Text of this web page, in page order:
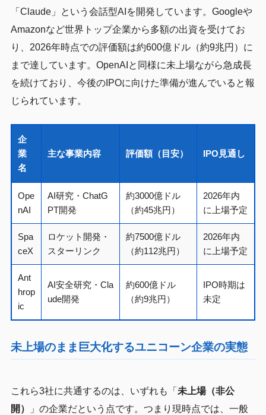
「Claude」という会話型AIを開発しています。Googleや
Amazonなど世界トップ企業から多額の出資を受けてお
り、2026年時点での評価額は約600億ドル（約9兆円）に
まで達しています。OpenAIと同様に未上場ながら急成長
を続けており、今後のIPOに向けた準備が進んでいると報
じられています。
企
業
名
主な事業内容 評価額（目安） IPO見通し
Ope
nAI
AI研究・ChatG
PT開発
約3000億ドル
（約45兆円）
2026年内
に上場予定
Spa
ceX
ロケット開発・
スターリンク
約7500億ドル
（約112兆円）
2026年内
に上場予定
Ant
hrop
ic
AI安全研究・Cla
ude開発
約600億ドル
（約9兆円）
IPO時期は
未定
未上場のまま巨大化するユニコーン企業の実態
これら3社に共通するのは、いずれも「 未上場（非公
開）
」の企業だという点です。つまり現時点では、一般